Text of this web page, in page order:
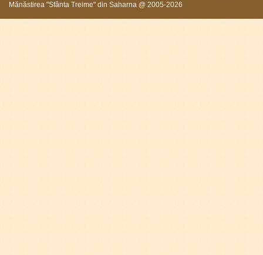
Mănăstirea "Sfânta Treime" din Saharna @ 2005-2026